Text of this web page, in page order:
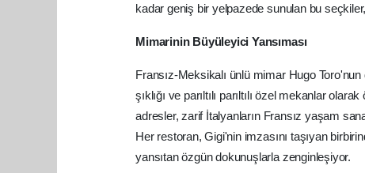
kadar geniş bir yelpazede sunulan bu
Mimarinin Büyüleyici Yansıması
Fransız-Meksikalı ünlü mimar Hugo
şıklığı ve parıltılı parıltılı özel mekanlar
adresler, zarif İtalyanların Fransız yaşam
Her restoran, Gigi'nin imzasını taşıyan
yansıtan özgün dokunuşlarla zenginleşiyor.